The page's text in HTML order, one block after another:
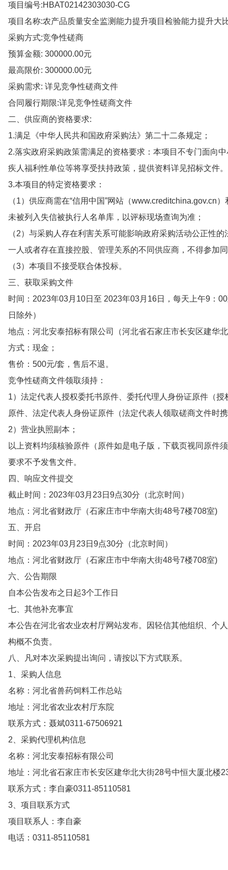
项目编号:HBAT02142303030-CG
项目名称:农产品质量安全监测能力提升项目检验能力提升大
采购方式:竞争性磋商
预算金额: 300000.00元
最高限价: 300000.00元
采购需求: 详见竞争性磋商文件
合同履行期限:详见竞争性磋商文件
二、供应商的资格要求:
1.满足《中华人民共和国政府采购法》第二十二条规定；
2.落实政府采购政策需满足的资格要求：本项目不专门面向
疾人福利性单位等将享受扶持政策，提供资料详见招标文件。
3.本项目的特定资格要求：
（1）供应商需在“信用中国”网站（www.creditchina.gov.cn
未被列入失信被执行人名单库，以评标现场查询为准；
（2）与采购人存在利害关系可能影响政府采购活动公正性
一人或者存在直接控股、管理关系的不同供应商，不得参加
（3）本项目不接受联合体投标。
三、获取采购文件
时间：2023年03月10日至 2023年03月16日，每天上午9：
日除外）
地点：河北安泰招标有限公司（河北省石家庄市长安区建华
方式：现金；
售价：500元/套，售后不退。
竞争性磋商文件领取须持：
1）法定代表人授权委托书原件、委托代理人身份证原件（
原件、法定代表人身份证原件（法定代表人领取磋商文件时
2）营业执照副本；
以上资料均须核验原件（原件如是电子版，下载页视同原件
要求不予发售文件。
四、响应文件提交
截止时间：2023年03月23日9点30分（北京时间）
地点：河北省财政厅（石家庄市中华南大街48号7楼708室)
五、开启
时间：2023年03月23日9点30分（北京时间）
地点：河北省财政厅（石家庄市中华南大街48号7楼708室)
六、公告期限
自本公告发布之日起3个工作日
七、其他补充事宜
本公告在河北省农业农村厅网站发布。因轻信其他组织、个
构概不负责。
八、凡对本次采购提出询问，请按以下方式联系。
1、采购人信息
名称：河北省兽药饲料工作总站
地址：河北省农业农村厅东院
联系方式：聂斌0311-67506921
2、采购代理机构信息
名称：河北安泰招标有限公司
地址：河北省石家庄市长安区建华北大街28号中恒大厦北楼
联系方式：李自豪0311-85110581
3、项目联系方式
项目联系人：李自豪
电话：0311-85110581